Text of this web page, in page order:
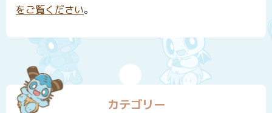
をご覧ください。
カテゴリー